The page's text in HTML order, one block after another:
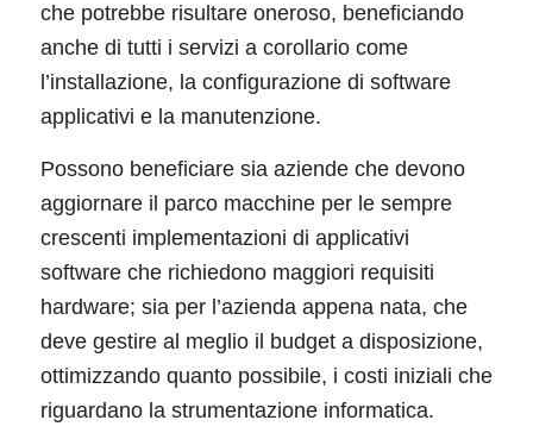
che potrebbe risultare oneroso, beneficiando
anche di tutti i servizi a corollario come
l’installazione, la configurazione di software
applicativi e la manutenzione.
Possono beneficiare sia aziende che devono
aggiornare il parco macchine per le sempre
crescenti implementazioni di applicativi
software che richiedono maggiori requisiti
hardware; sia per l’azienda appena nata, che
deve gestire al meglio il budget a disposizione,
ottimizzando quanto possibile, i costi iniziali che
riguardano la strumentazione informatica.